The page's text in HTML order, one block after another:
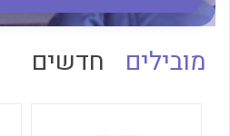
מובילים חדשים